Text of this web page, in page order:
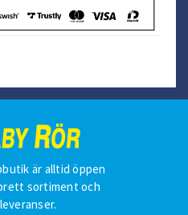
är alltid öppen
sortiment och